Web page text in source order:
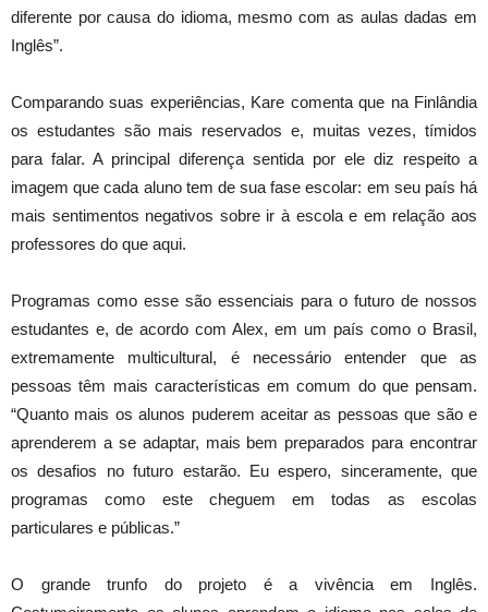
diferente por causa do idioma, mesmo com as aulas dadas em
Inglês”.
Comparando suas experiências, Kare comenta que na Finlândia
os estudantes são mais reservados e, muitas vezes, tímidos
para falar. A principal diferença sentida por ele diz respeito a
imagem que cada aluno tem de sua fase escolar: em seu país há
mais sentimentos negativos sobre ir à escola e em relação aos
professores do que aqui.
Programas como esse são essenciais para o futuro de nossos
estudantes e, de acordo com Alex, em um país como o Brasil,
extremamente multicultural, é necessário entender que as
pessoas têm mais características em comum do que pensam.
“Quanto mais os alunos puderem aceitar as pessoas que são e
aprenderem a se adaptar, mais bem preparados para encontrar
os desafios no futuro estarão. Eu espero, sinceramente, que
programas como este cheguem em todas as escolas
particulares e públicas.”
O grande trunfo do projeto é a vivência em Inglês.